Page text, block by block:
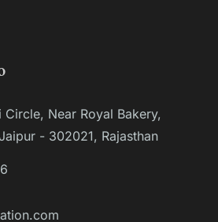
Near Royal Bakery,
- 302021, Rajasthan